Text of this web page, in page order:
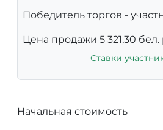
Победитель торгов -
Цена продажи 5 321,30 бел.
Ставки
Начальная стоимость